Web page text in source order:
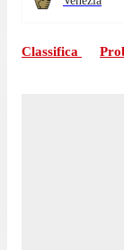
Classifica